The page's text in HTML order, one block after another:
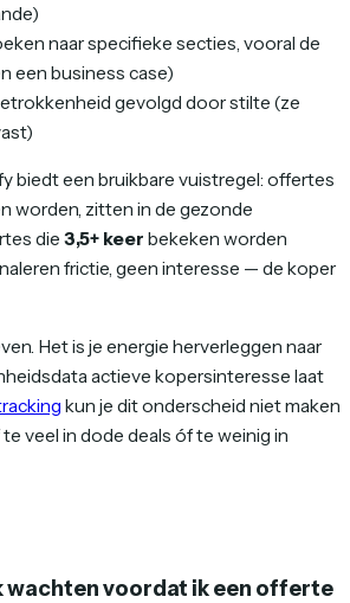
naar specifieke secties, vooral de
een business case)
gevolgd door stilte (ze
biedt een bruikbare vuistregel: offertes
worden, zitten in de gezonde
die 3,5+ keer bekeken worden
frictie, geen interesse — de koper
Het is je energie herverleggen naar
actieve kopersinteresse laat
kun je dit onderscheid niet maken
veel in dode deals óf te weinig in
wachten voordat ik een offerte